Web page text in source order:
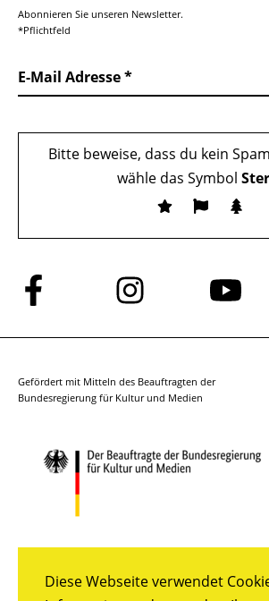
Diese Webseite verwendet
Abonnieren Sie unseren Newsletter.
*Pflichtfeld
E-Mail Adresse
Bitte beweise, dass du kein
wähle das Symbol
Folge
uns
auf
Folge
uns
auf
Folge
auf
Gefördert mit Mitteln des Beauftragten der
Bundesregierung für Kultur und Medien